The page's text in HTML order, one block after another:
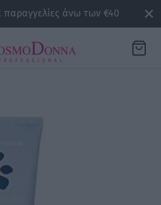
άνω των €40